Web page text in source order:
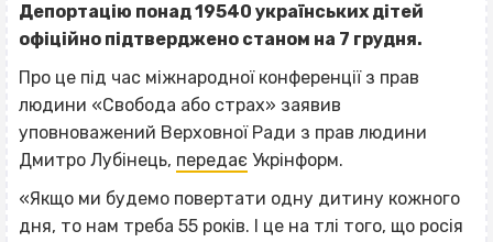
Депортацію понад 19540 українських дітей
офіційно підтверджено станом на 7 грудня.
Про це під час міжнародної конференції з прав
людини «Свобода або страх» заявив
уповноважений Верховної Ради з прав людини
Дмитро Лубінець, передає Укрінформ.
«Якщо ми будемо повертати одну дитину кожного
дня, то нам треба 55 років. І це на тлі того, що росія